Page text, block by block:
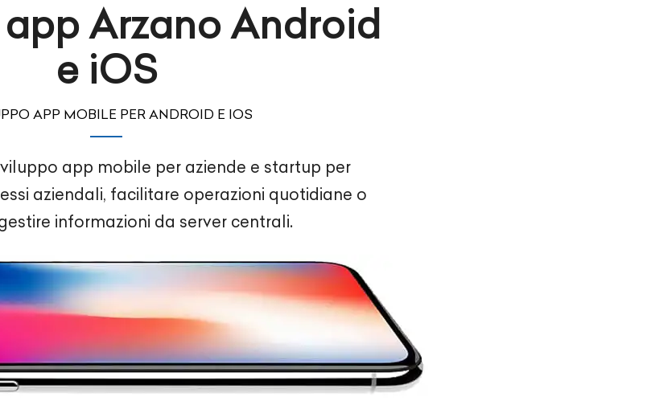
Arzano Android
e iOS
APP MOBILE PER ANDROID E IOS
app mobile per aziende e startup per
aziendali, facilitare operazioni quotidiane o
informazioni da server centrali.